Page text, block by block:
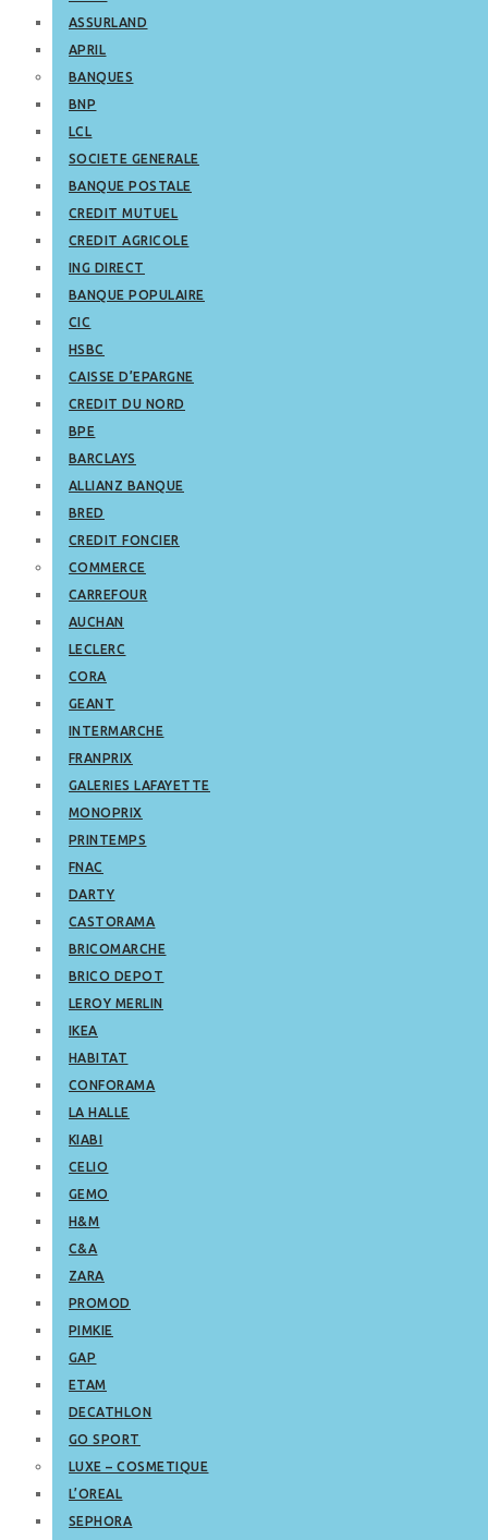
ASSURLAND
APRIL
BANQUES
BNP
LCL
SOCIETE GENERALE
BANQUE POSTALE
CREDIT MUTUEL
CREDIT AGRICOLE
ING DIRECT
BANQUE POPULAIRE
CIC
HSBC
CAISSE D’EPARGNE
CREDIT DU NORD
BPE
BARCLAYS
ALLIANZ BANQUE
BRED
CREDIT FONCIER
COMMERCE
CARREFOUR
AUCHAN
LECLERC
CORA
GEANT
INTERMARCHE
FRANPRIX
GALERIES LAFAYETTE
MONOPRIX
PRINTEMPS
FNAC
DARTY
CASTORAMA
BRICOMARCHE
BRICO DEPOT
LEROY MERLIN
IKEA
HABITAT
CONFORAMA
LA HALLE
KIABI
CELIO
GEMO
H&M
C&A
ZARA
PROMOD
PIMKIE
GAP
ETAM
DECATHLON
GO SPORT
LUXE – COSMETIQUE
L’OREAL
SEPHORA